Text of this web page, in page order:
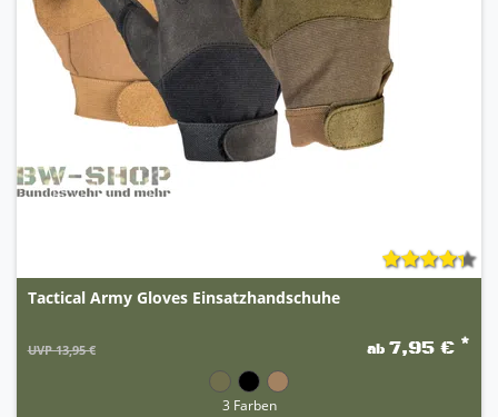
Tactical Army Gloves Einsatzhandschuhe
UVP 13,95 € ab7,95 € *
3 Farben